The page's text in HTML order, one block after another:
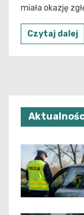
miała okazję
Czytaj dalej